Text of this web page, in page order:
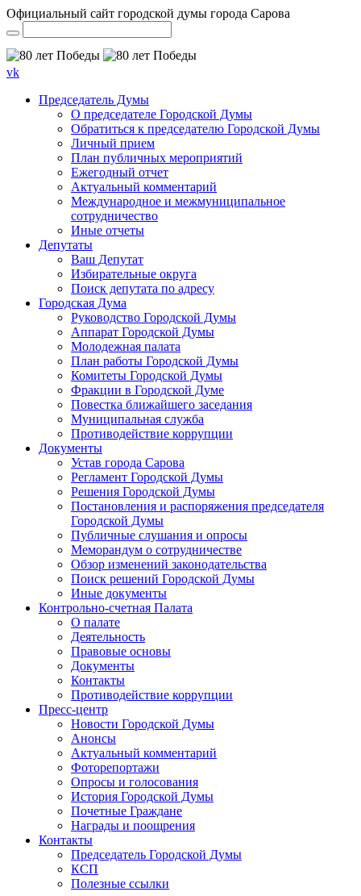
Официальный сайт городской думы города Сарова
vk
Председатель Думы
О председателе Городской Думы
Обратиться к председателю Городской Думы
Личный прием
План публичных мероприятий
Ежегодный отчет
Актуальный комментарий
Международное и межмуниципальное
сотрудничество
Иные отчеты
Депутаты
Ваш Депутат
Избирательные округа
Поиск депутата по адресу
Городская Дума
Руководство Городской Думы
Аппарат Городской Думы
Молодежная палата
План работы Городской Думы
Комитеты Городской Думы
Фракции в Городской Думе
Повестка ближайшего заседания
Муниципальная служба
Противодействие коррупции
Документы
Устав города Сарова
Регламент Городской Думы
Решения Городской Думы
Постановления и распоряжения председателя
Городской Думы
Публичные слушания и опросы
Меморандум о сотрудничестве
Обзор изменений законодательства
Поиск решений Городской Думы
Иные документы
Контрольно-счетная Палата
О палате
Деятельность
Правовые основы
Документы
Контакты
Противодействие коррупции
Пресс-центр
Новости Городской Думы
Анонсы
Актуальный комментарий
Фоторепортажи
Опросы и голосования
История Городской Думы
Почетные Граждане
Награды и поощрения
Контакты
Председатель Городской Думы
КСП
Полезные ссылки